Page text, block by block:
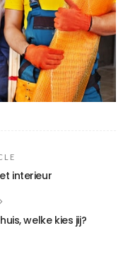
interieur
welke kies jij?